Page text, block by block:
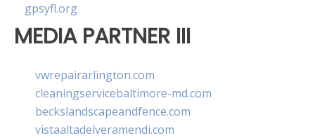
gpsyfl.org
MEDIA PARTNER III
vwrepairarlington.com
cleaningservicebaltimore-md.com
beckslandscapeandfence.com
vistaaltadelveramendi.com